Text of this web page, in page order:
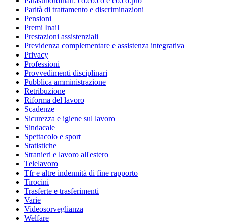
Parità di trattamento e discriminazioni
Pensioni
Premi Inail
Prestazioni assistenziali
Previdenza complementare e assistenza integrativa
Privacy
Professioni
Provvedimenti disciplinari
Pubblica amministrazione
Retribuzione
Riforma del lavoro
Scadenze
Sicurezza e igiene sul lavoro
Sindacale
Spettacolo e sport
Statistiche
Stranieri e lavoro all'estero
Telelavoro
Tfr e altre indennità di fine rapporto
Tirocini
Trasferte e trasferimenti
Varie
Videosorveglianza
Welfare